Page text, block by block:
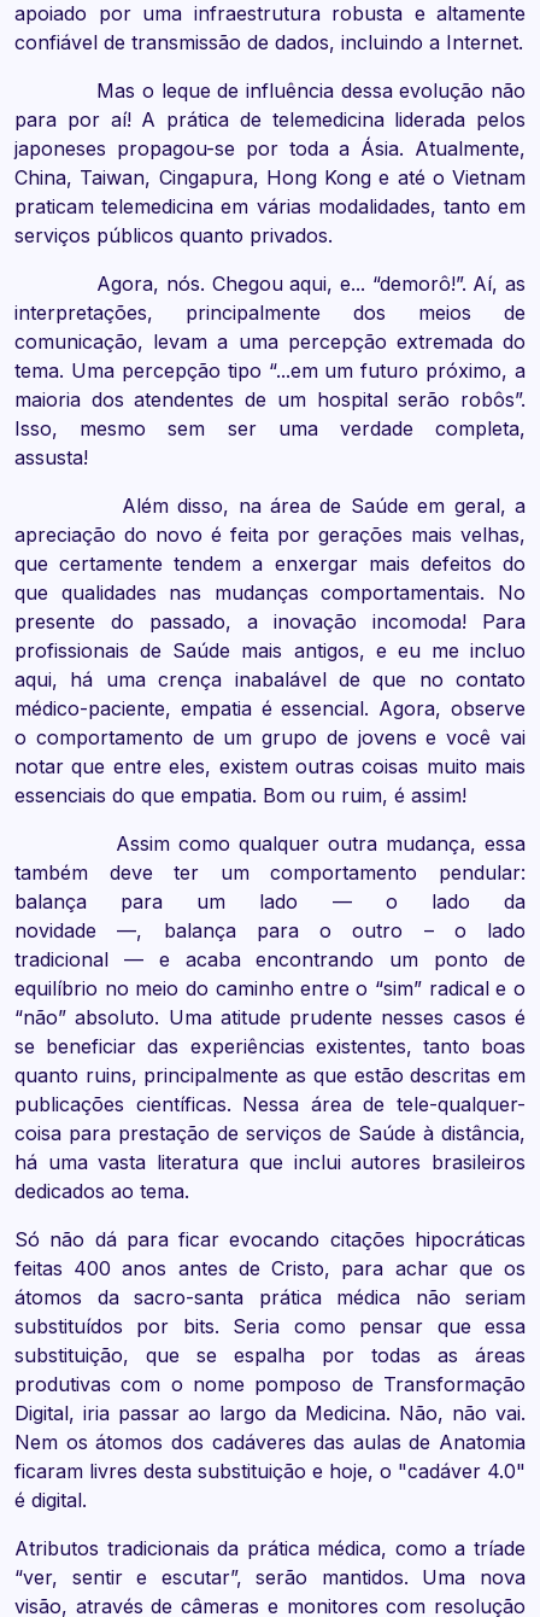
apoiado por uma infraestrutura robusta e altamente
confiável de transmissão de dados, incluindo a Internet.
Mas o leque de influência dessa evolução não
para por aí! A prática de telemedicina liderada pelos
japoneses propagou-se por toda a Ásia. Atualmente,
China, Taiwan, Cingapura, Hong Kong e até o Vietnam
praticam telemedicina em várias modalidades, tanto em
serviços públicos quanto privados.
Agora, nós. Chegou aqui, e... “demorô!”. Aí, as
interpretações, principalmente dos meios de
comunicação, levam a uma percepção extremada do
tema. Uma percepção tipo “...em um futuro próximo, a
maioria dos atendentes de um hospital serão robôs”.
Isso, mesmo sem ser uma verdade completa,
assusta!
Além disso, na área de Saúde em geral, a
apreciação do novo é feita por gerações mais velhas,
que certamente tendem a enxergar mais defeitos do
que qualidades nas mudanças comportamentais. No
presente do passado, a inovação incomoda! Para
profissionais de Saúde mais antigos, e eu me incluo
aqui, há uma crença inabalável de que no contato
médico-paciente, empatia é essencial. Agora, observe
o comportamento de um grupo de jovens e você vai
notar que entre eles, existem outras coisas muito mais
essenciais do que empatia. Bom ou ruim, é assim!
Assim como qualquer outra mudança, essa
também deve ter um comportamento pendular:
balança para um lado — o lado da
novidade —, balança para o outro – o lado
tradicional — e acaba encontrando um ponto de
equilíbrio no meio do caminho entre o “sim” radical e o
“não” absoluto. Uma atitude prudente nesses casos é
se beneficiar das experiências existentes, tanto boas
quanto ruins, principalmente as que estão descritas em
publicações científicas. Nessa área de tele-qualquer-
coisa para prestação de serviços de Saúde à distância,
há uma vasta literatura que inclui autores brasileiros
dedicados ao tema.
Só não dá para ficar evocando citações hipocráticas
feitas 400 anos antes de Cristo, para achar que os
átomos da sacro-santa prática médica não seriam
substituídos por bits. Seria como pensar que essa
substituição, que se espalha por todas as áreas
produtivas com o nome pomposo de Transformação
Digital, iria passar ao largo da Medicina. Não, não vai.
Nem os átomos dos cadáveres das aulas de Anatomia
ficaram livres desta substituição e hoje, o "cadáver 4.0"
é digital.
Atributos tradicionais da prática médica, como a tríade
“ver, sentir e escutar”, serão mantidos. Uma nova
visão, através de câmeras e monitores com resolução